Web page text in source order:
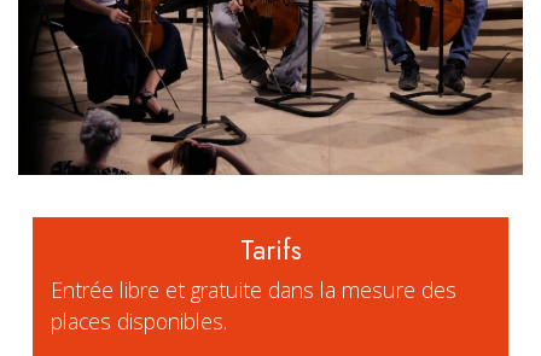
Tarifs
Entrée libre et gratuite dans la mesure des
places disponibles.